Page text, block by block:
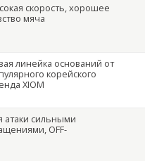
скорость, хорошее
мяча
линейка оснований от
корейского
XIOM
атаки сильными
OFF-